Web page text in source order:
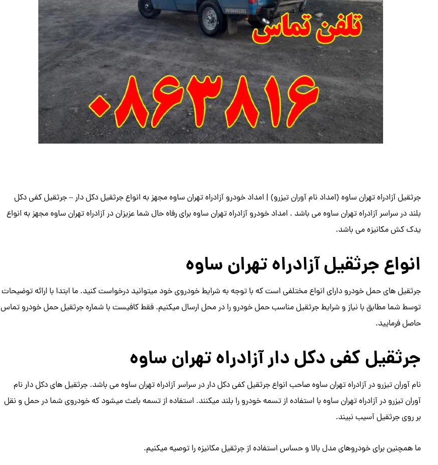
جرثقیل آزادراه تهران ساوه (امداد نام آوران تیزرو) | امداد خودرو آزادراه تهران ساوه مجهز به انواع جرثقیل دکل دار – جرثقیل کفی دکل
بلند در سراسر آزادراه تهران ساوه می باشد . امداد خودرو آزادراه تهران ساوه برای رفاه حال شما عزیزان در آزادراه تهران ساوه مجهز به انواع
یدک کش مکانیزه می باشد.
انواع جرثقیل آزادراه تهران ساوه
جرثقیل های حمل خودرو دارای انواع مختلفی است که با توجه به شرایط خودروی خود میتوانید درخواست کنید. ما ابتدا با ارائه توضیحات
توسط شما مطابق با نیاز و شرایط جرثقیل مناسب حمل خودرو را در محل ارسال میکنیم. فقط کافیست با شماره جرثقیل حمل خودرو تماس
حاصل فرمایید.
جرثقیل کفی دکل دار آزادراه تهران ساوه
نام آوران تیزرو در آزادراه تهران ساوه صاحب انواع جرثقیل کفی دکل دار در سراسر آزادراه تهران ساوه می باشد. جرثقیل های دکل دار نام
آوران تیزرو در آزادراه تهران ساوه با استفاده از تسمه خودرو را بلند میکنند. استفاده از تسمه باعث میشود که خودروی شما در حمل و نقل
بر روی جرثقیل آسیب نبیند.
ما همچنین برای خودروهای مدل بالا و حساس استفاده از جرثقیل مکانیزه را توصیه میکنیم.